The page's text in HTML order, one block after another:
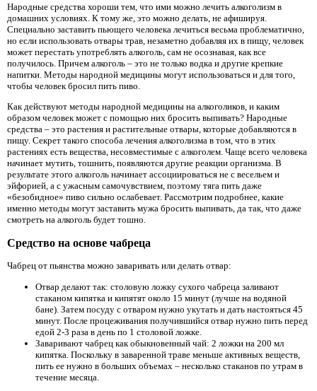
Народные средства хороши тем, что ими можно лечить алкоголизм в
домашних условиях. К тому же, это можно делать, не афишируя.
Специально заставить пьющего человека лечиться весьма проблематично,
но если использовать отвары трав, незаметно добавляя их в пищу, человек
может перестать употреблять алкоголь, сам не осознавая, как все
получилось. Причем алкоголь – это не только водка и другие крепкие
напитки. Методы народной медицины могут использоваться и для того,
чтобы человек бросил пить пиво.
Как действуют методы народной медицины на алкоголиков, и каким
образом человек может с помощью них бросить выпивать? Народные
средства – это растения и растительные отвары, которые добавляются в
пищу. Секрет такого способа лечения алкоголизма в том, что в этих
растениях есть вещества, несовместимые с алкоголем. Чаще всего человека
начинает мутить, тошнить, появляются другие реакции организма. В
результате этого алкоголь начинает ассоциироваться не с весельем и
эйфорией, а с ужасным самочувствием, поэтому тяга пить даже
«безобидное» пиво сильно ослабевает. Рассмотрим подробнее, какие
именно методы могут заставить мужа бросить выпивать, да так, что даже
смотреть на алкоголь будет тошно.
Средство на основе чабреца
Чабрец от пьянства можно заваривать или делать отвар:
Отвар делают так: столовую ложку сухого чабреца заливают
стаканом кипятка и кипятят около 15 минут (лучше на водяной
бане). Затем посуду с отваром нужно укутать и дать настояться 45
минут. После процеживания получившийся отвар нужно пить перед
едой 2-3 раза в день по 1 столовой ложке.
Заваривают чабрец как обыкновенный чай: 2 ложки на 200 мл
кипятка. Поскольку в заваренной траве меньше активных веществ,
пить ее нужно в больших объемах – несколько стаканов по утрам в
течение месяца.